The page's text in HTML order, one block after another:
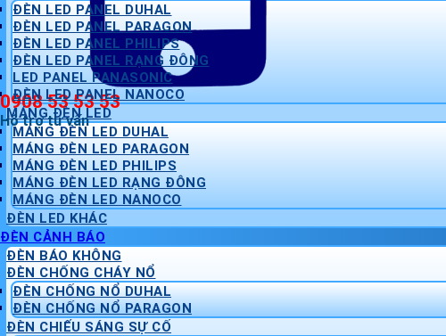
0908 53 53 53
Hỗ trợ tư vấn
ĐÈN LED PANEL DUHAL
ĐÈN LED PANEL PARAGON
ĐÈN LED PANEL PHILIPS
ĐÈN LED PANEL RẠNG ĐÔNG
LED PANEL PANASONIC
ĐÈN LED PANEL NANOCO
MÁNG ĐÈN LED
MÁNG ĐÈN LED DUHAL
MÁNG ĐÈN LED PARAGON
MÁNG ĐÈN LED PHILIPS
MÁNG ĐÈN LED RẠNG ĐÔNG
MÁNG ĐÈN LED NANOCO
ĐÈN LED KHÁC
ĐÈN CẢNH BÁO
ĐÈN BÁO KHÔNG
ĐÈN CHỐNG CHÁY NỔ
ĐÈN CHỐNG NỔ DUHAL
ĐÈN CHỐNG NỔ PARAGON
ĐÈN CHIẾU SÁNG SỰ CỐ